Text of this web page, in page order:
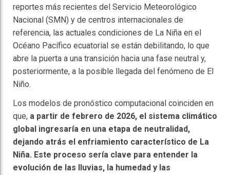
reportes más recientes del Servicio Meteorológico
Nacional (SMN) y de centros internacionales de
referencia, las actuales condiciones de La Niña en el
Océano Pacífico ecuatorial se están debilitando, lo que
abre la puerta a una transición hacia una fase neutral y,
posteriormente, a la posible llegada del fenómeno de El
Niño.
Los modelos de pronóstico computacional coinciden en
que, a partir de febrero de 2026, el sistema climático
global ingresaría en una etapa de neutralidad,
dejando atrás el enfriamiento característico de La
Niña. Este proceso sería clave para entender la
evolución de las lluvias, la humedad y las